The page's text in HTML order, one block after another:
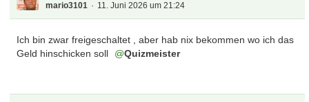
mario3101 11. Juni 2026 um 21:24
Ich bin zwar freigeschaltet , aber hab nix bekommen wo ich das
Geld hinschicken soll
Quizmeister